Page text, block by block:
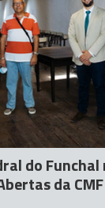
do
da CMF